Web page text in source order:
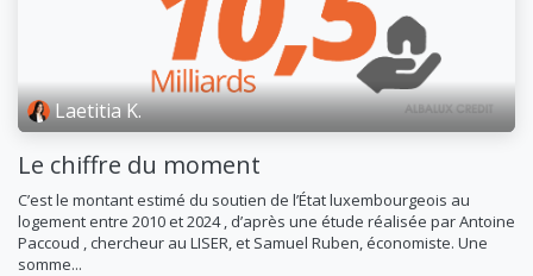
Laetitia K.
Le chiffre du moment
C’est le montant estimé du soutien de l’État luxembourgeois au
logement entre 2010 et 2024 , d’après une étude réalisée par Antoine
Paccoud , chercheur au LISER, et Samuel Ruben, économiste. Une
somme...